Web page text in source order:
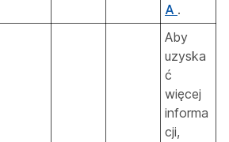
A .
Aby
uzyska
ć
więcej
informa
cji,